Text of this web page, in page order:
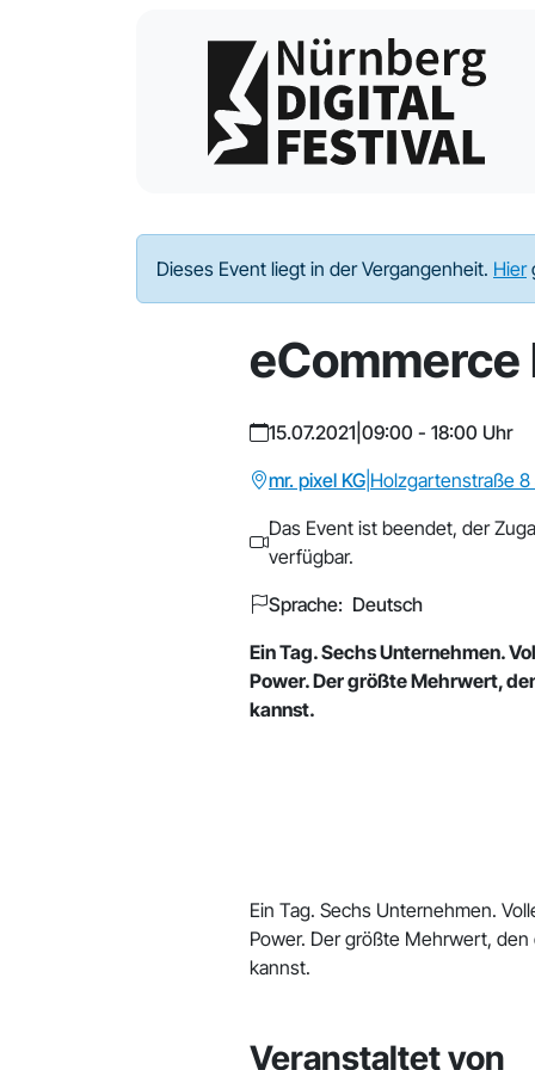
Dieses Event liegt in der Vergangenheit. Hier
eCommerce
15.07.2021 09:00 - 18:00 Uhr
mr. pixel KG Holzgartenstraße
Das Event ist beendet, der
verfügbar.
Sprache: Deutsch
Ein Tag. Sechs Unternehmen.
Power. Der größte Mehrwert,
kannst.
Ein Tag. Sechs Unternehmen.
Power. Der größte Mehrwert, den
kannst.
Veranstaltet von